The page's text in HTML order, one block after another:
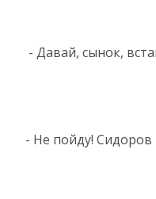
- Давай, сынок,
- Не пойду! Сидоров